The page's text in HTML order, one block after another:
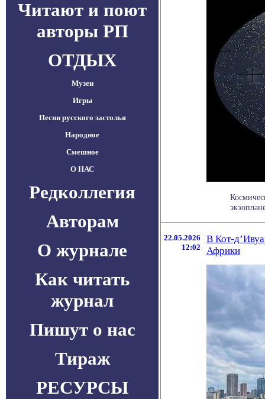
Читают и поют
авторы РП
ОТДЫХ
Музеи
Игры
Песни русского застолья
Народное
Смешное
О НАС
Редколлегия
Авторам
О журнале
Как читать
журнал
Пишут о нас
Тираж
РЕСУРСЫ
22.05.2026
12:02
В Кот-
Африки